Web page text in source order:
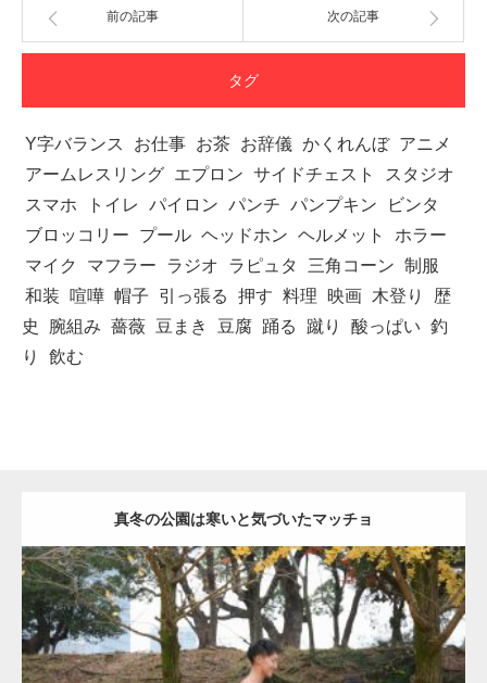
前の記事 次の記事
タグ
Y字バランス お仕事 お茶 お辞儀 かくれんぼ アニメ
アームレスリング エプロン サイドチェスト
スタジオ
スマホ
トイレ パイロン パンチ パンプキン
ビンタ
ブロッコリー
プール ヘッドホン ヘルメット
ホラー
マイク
マフラー ラジオ ラピュタ 三角コーン 制服
和装
喧嘩 帽子 引っ張る 押す 料理 映画 木登り
歴
史
腕組み 薔薇 豆まき 豆腐 踊る 蹴り 酸っぱい 釣
り
飲む
真冬の公園は寒いと気づいたマッチョ
Update: 2021.07.8
Category:公園のマッチョ その他 AKIHITO(細マッチョ) 上腕三頭筋